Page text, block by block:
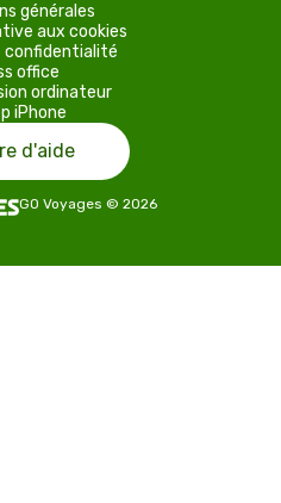
générales
aux cookies
confidentialité
office
ordinateur
iPhone
d'aide
GO Voyages © 2026